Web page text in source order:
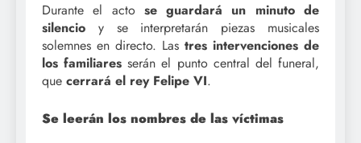
Durante el acto se guardará un minuto de
silencio y se interpretarán piezas musicales
solemnes en directo. Las tres intervenciones de
los familiares serán el punto central del funeral,
que cerrará el rey Felipe VI.
Se leerán los nombres de las víctimas